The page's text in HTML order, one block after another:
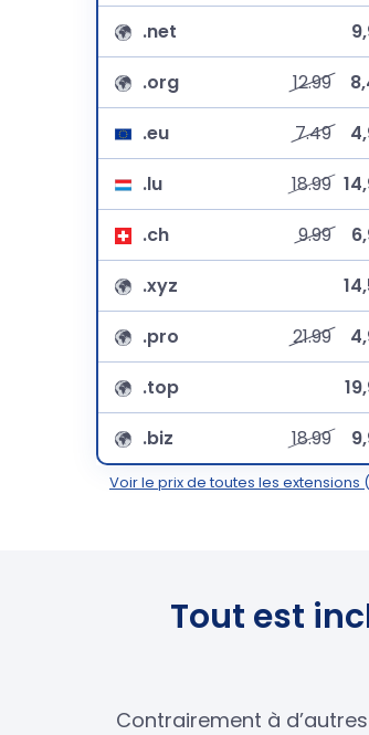
.net
.org
12.99
.eu
7.49
.lu
18.99
.ch
9.99
.xyz
.pro
21.99
.top
.biz
18.99
Voir le prix de toutes les extensions
Tout est
Contrairement à